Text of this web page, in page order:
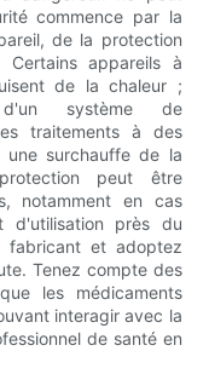
commence par la
de la protection
appareils à
de la chaleur ;
d'un système de
traitements à des
une surchauffe de la
peut être
notamment en cas
d'utilisation près du
fabricant et adoptez
Tenez compte des
les médicaments
interagir avec la
de santé en